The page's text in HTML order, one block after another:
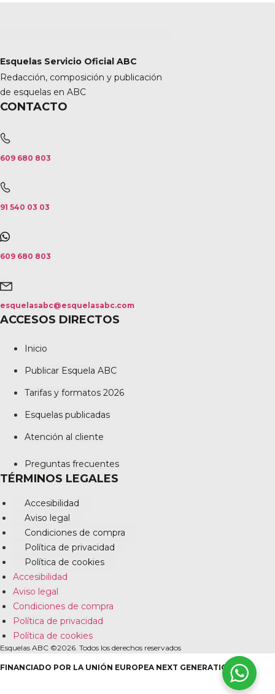
Esquelas Servicio Oficial ABC
Redacción, composición y publicación
de esquelas en ABC
CONTACTO
609 680 803
91 540 03 03
609 680 803
esquelasabc@esquelasabc.com
ACCESOS DIRECTOS
Inicio
Publicar Esquela ABC
Tarifas y formatos 2026
Esquelas publicadas
Atención al cliente
Preguntas frecuentes
TÉRMINOS LEGALES
Accesibilidad
Aviso legal
Condiciones de compra
Política de privacidad
Política de cookies
Accesibilidad
Aviso legal
Condiciones de compra
Política de privacidad
Política de cookies
Esquelas ABC ©2026. Todos los derechos reservados
FINANCIADO POR LA UNIÓN EUROPEA NEXT GENERATION EU